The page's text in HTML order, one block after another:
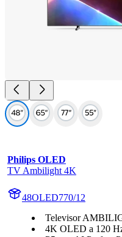
Philips OLED
TV Ambilight 4K
48OLED770/12
Televisor
4K OLED a 120